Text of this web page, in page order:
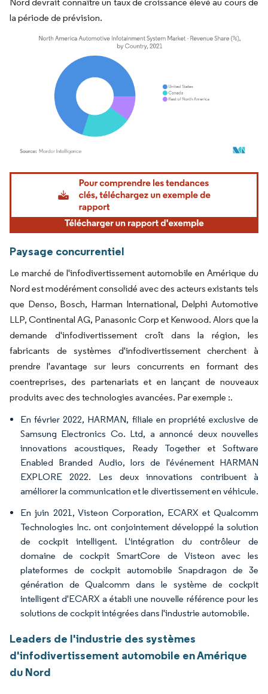
Nord devrait connaître un taux de croissance élevé au cours de
la période de prévision.
Image © Mordor Intelligence. La réutilisation nécessite une attribution sous CC BY
Paysage concurrentiel
Le marché de l'infodivertissement automobile en Amérique du
Nord est modérément consolidé avec des acteurs existants tels
que Denso, Bosch, Harman International, Delphi Automotive
LLP, Continental AG, Panasonic Corp et Kenwood. Alors que la
demande d'infodivertissement croît dans la région, les
fabricants de systèmes d'infodivertissement cherchent à
prendre l'avantage sur leurs concurrents en formant des
coentreprises, des partenariats et en lançant de nouveaux
produits avec des technologies avancées. Par exemple :.
En février 2022, HARMAN, filiale en propriété exclusive de
Samsung Electronics Co. Ltd, a annoncé deux nouvelles
innovations acoustiques, Ready Together et Software
Enabled Branded Audio, lors de l'événement HARMAN
EXPLORE 2022. Les deux innovations contribuent à
améliorer la communication et le divertissement en véhicule.
En juin 2021, Visteon Corporation, ECARX et Qualcomm
Technologies Inc. ont conjointement développé la solution
de cockpit intelligent. L'intégration du contrôleur de
domaine de cockpit SmartCore de Visteon avec les
plateformes de cockpit automobile Snapdragon de 3e
génération de Qualcomm dans le système de cockpit
intelligent d'ECARX a établi une nouvelle référence pour les
solutions de cockpit intégrées dans l'industrie automobile.
Leaders de l'industrie des systèmes
d'infodivertissement automobile en Amérique
du Nord